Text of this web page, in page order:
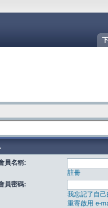
員名稱:
註冊
員密碼:
我忘記了自己
重寄啟用 e-